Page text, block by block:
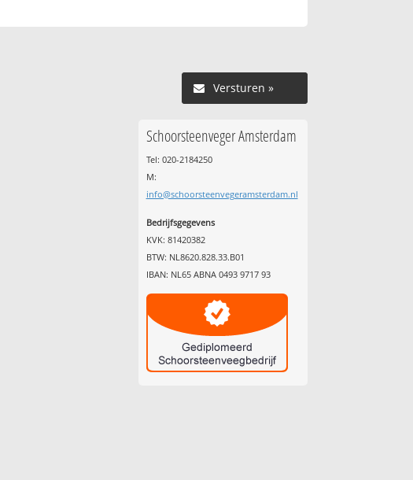
Versturen »
Schoorsteenveger Amsterdam
Tel: 020-2184250
M:
info@schoorsteenvegeramsterdam.nl
Bedrijfsgegevens
KVK: 81420382
BTW: NL8620.828.33.B01
IBAN: NL65 ABNA 0493 9717 93